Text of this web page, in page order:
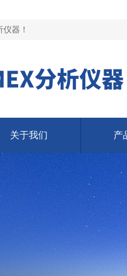
器！
关于我们 产